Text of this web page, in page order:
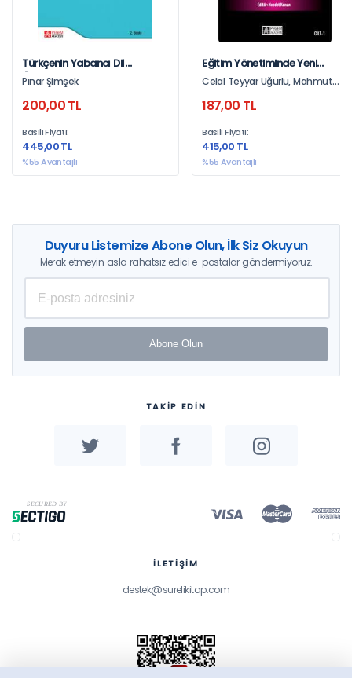
Türkçenin Yabancı Dil
Öğretiminde Ana Dil Ve Dil
Ailesi Etkisi
Pınar Şimşek
200,00 TL
Basılı Fiyatı:
445,00 TL
%55 Avantajlı
Eğitim Yönetiminde Yeni
Liderlik Yaklaşımları Cilt 1
Celal Teyyar Uğurlu, Mahmut
Sincar, Ali Kış, Necdet Konan,
187,00 TL
Basılı Fiyatı:
415,00 TL
%55 Avantajlı
Duyuru Listemize Abone Olun, İlk Siz Okuyun
Merak etmeyin asla rahatsız edici e-postalar göndermiyoruz.
Abone Olun
TAKİP EDİN
İLETİŞİM
destek@surelikitap.com